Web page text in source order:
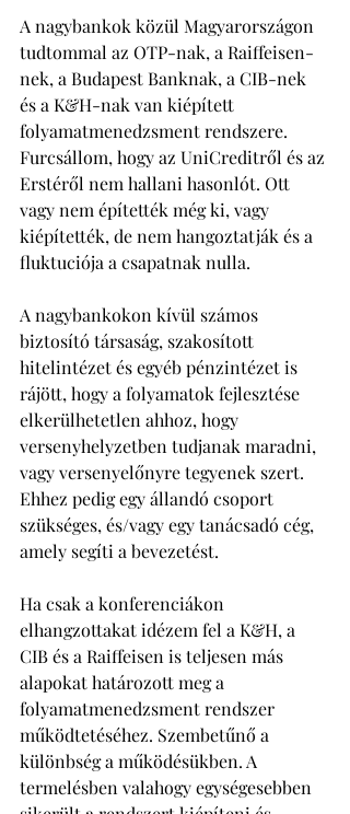
A nagybankok közül Magyarországon
tudtommal az OTP-nak, a Raiffeisen-
nek, a Budapest Banknak, a CIB-nek
és a K&H-nak van kiépített
folyamatmenedzsment rendszere.
Furcsállom, hogy az UniCreditről és az
Erstéről nem hallani hasonlót. Ott
vagy nem építették még ki, vagy
kiépítették, de nem hangoztatják és a
fluktuciója a csapatnak nulla.
A nagybankokon kívül számos
biztosító társaság, szakosított
hitelintézet és egyéb pénzintézet is
rájött, hogy a folyamatok fejlesztése
elkerülhetetlen ahhoz, hogy
versenyhelyzetben tudjanak maradni,
vagy versenyelőnyre tegyenek szert.
Ehhez pedig egy állandó csoport
szükséges, és/vagy egy tanácsadó cég,
amely segíti a bevezetést.
Ha csak a konferenciákon
elhangzottakat idézem fel a K&H, a
CIB és a Raiffeisen is teljesen más
alapokat határozott meg a
folyamatmenedzsment rendszer
működtetéséhez. Szembetűnő a
különbség a működésükben. A
termelésben valahogy egységesebben